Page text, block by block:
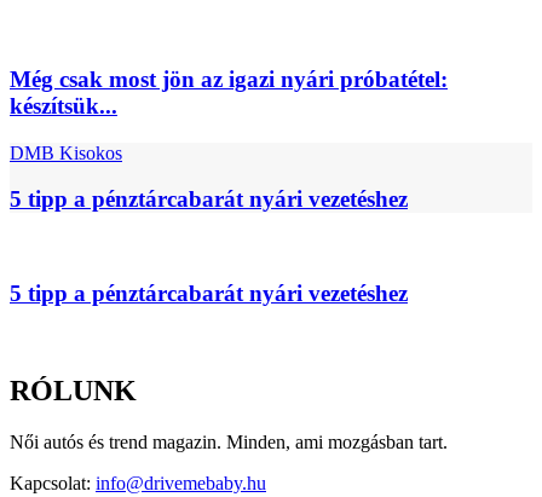
Még csak most jön az igazi nyári próbatétel:
készítsük...
DMB Kisokos
5 tipp a pénztárcabarát nyári vezetéshez
5 tipp a pénztárcabarát nyári vezetéshez
RÓLUNK
Női autós és trend magazin. Minden, ami mozgásban tart.
Kapcsolat: info@drivemebaby.hu